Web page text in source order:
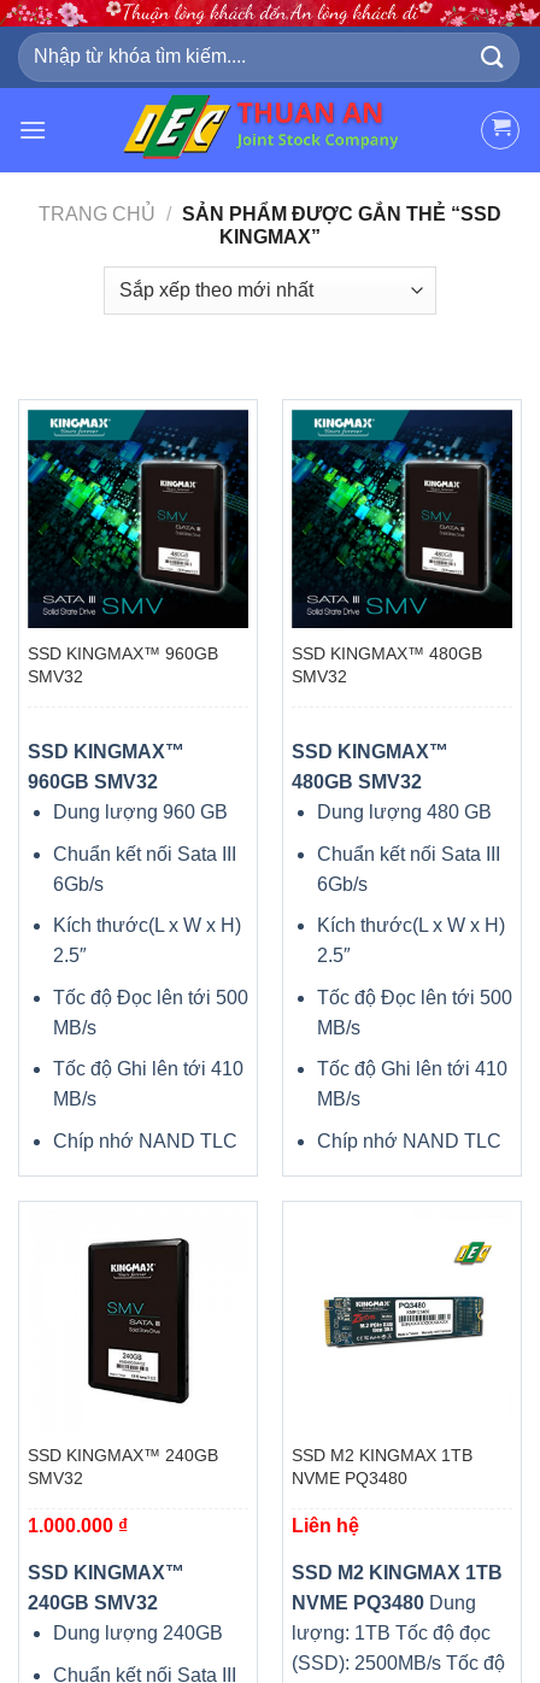
Skip
content
Tìm
kiếm:
TRANG CHỦ / SẢN PHẨM ĐƯỢC GẮN THẺ “SSD
KINGMAX”
SSD KINGMAX™ 960GB
SMV32
SSD KINGMAX™
960GB SMV32
Dung lượng 960 GB
Chuẩn kết nối Sata III
6Gb/s
Kích thước(L x W x H)
2.5″
Tốc độ Đọc lên tới 500
MB/s
Tốc độ Ghi lên tới 410
MB/s
Chíp nhớ NAND TLC
SSD KINGMAX™ 480GB
SMV32
SSD KINGMAX™
480GB SMV32
Dung lượng 480 GB
Chuẩn kết nối Sata III
6Gb/s
Kích thước(L x W x H)
2.5″
Tốc độ Đọc lên tới 500
MB/s
Tốc độ Ghi lên tới 410
MB/s
Chíp nhớ NAND TLC
SSD KINGMAX™ 240GB
SMV32
1.000.000 ₫
SSD KINGMAX™
240GB SMV32
Dung lượng 240GB
Chuẩn kết nối Sata III
SSD M2 KINGMAX 1TB
NVME PQ3480
Liên hệ
SSD M2 KINGMAX 1TB
NVME PQ3480Dung
lượng: 1TB Tốc độ đọc
(SSD): 2500MB/s Tốc độ